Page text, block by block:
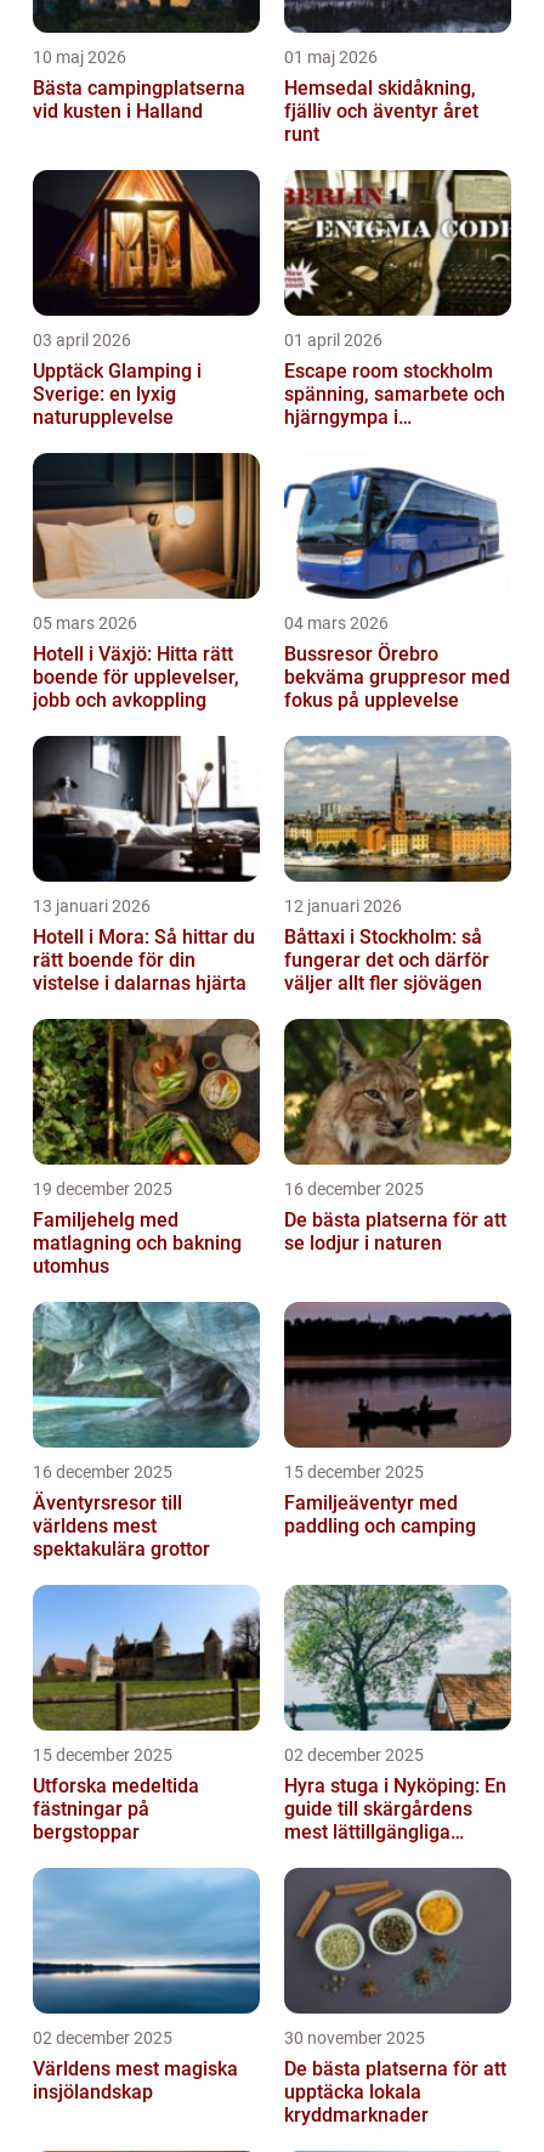
10 maj 2026
Bästa campingplatserna
vid kusten i Halland
01 maj 2026
Hemsedal skidåkning,
fjälliv och äventyr året
runt
03 april 2026
Upptäck Glamping i
Sverige: en lyxig
naturupplevelse
01 april 2026
Escape room stockholm
spänning, samarbete och
hjärngympa i
05 mars 2026
Hotell i Växjö: Hitta rätt
boende för upplevelser,
jobb och avkoppling
04 mars 2026
Bussresor Örebro
bekväma gruppresor med
fokus på upplevelse
13 januari 2026
Hotell i Mora: Så hittar du
rätt boende för din
vistelse i dalarnas hjärta
12 januari 2026
Båttaxi i Stockholm: så
fungerar det och därför
väljer allt fler sjövägen
19 december 2025
Familjehelg med
matlagning och bakning
utomhus
16 december 2025
De bästa platserna för att
se lodjur i naturen
16 december 2025
Äventyrsresor till
världens mest
spektakulära grottor
15 december 2025
Familjeäventyr med
paddling och camping
15 december 2025
Utforska medeltida
fästningar på
bergstoppar
02 december 2025
Hyra stuga i Nyköping: En
guide till skärgårdens
mest lättillgängliga
02 december 2025
Världens mest magiska
insjölandskap
30 november 2025
De bästa platserna för att
upptäcka lokala
kryddmarknader